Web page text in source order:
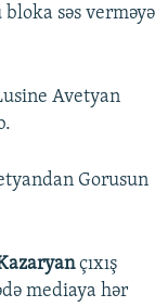
səs verməyə
Avetyan
Gorusun
çıxış
mediaya hər